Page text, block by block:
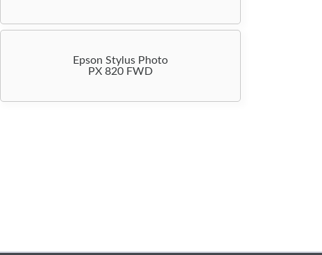
Epson Stylus Photo
PX 820 FWD